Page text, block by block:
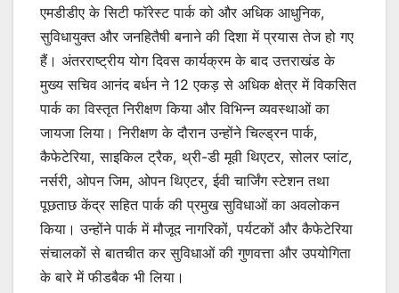
एमडीडीए के सिटी फॉरेस्ट पार्क को और अधिक आधुनिक,
सुविधायुक्त और जनहितैषी बनाने की दिशा में प्रयास तेज हो गए
हैं। अंतरराष्ट्रीय योग दिवस कार्यक्रम के बाद उत्तराखंड के
मुख्य सचिव आनंद बर्धन ने 12 एकड़ से अधिक क्षेत्र में विकसित
पार्क का विस्तृत निरीक्षण किया और विभिन्न व्यवस्थाओं का
जायजा लिया। निरीक्षण के दौरान उन्होंने चिल्ड्रन पार्क,
कैफेटेरिया, साइकिल ट्रैक, थ्री-डी मूवी थिएटर, सोलर प्लांट,
नर्सरी, ओपन जिम, ओपन थिएटर, ईवी चार्जिंग स्टेशन तथा
पूछताछ केंद्र सहित पार्क की प्रमुख सुविधाओं का अवलोकन
किया। उन्होंने पार्क में मौजूद नागरिकों, पर्यटकों और कैफेटेरिया
संचालकों से बातचीत कर सुविधाओं की गुणवत्ता और उपयोगिता
के बारे में फीडबैक भी लिया।